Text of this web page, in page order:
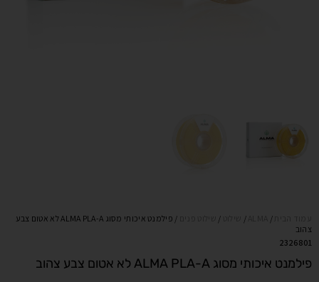
/
/
/
/ פילמנט איכותי מסוג ALMA PLA-A לא אטום צבע
צהוב
2326801
פילמנט איכותי מסוג ALMA PLA-A לא אטום צבע צהוב